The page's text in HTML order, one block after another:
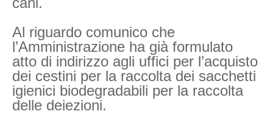
Al riguardo comunico che
l’Amministrazione ha già formulato
atto di indirizzo agli uffici per l’acquisto
dei cestini per la raccolta dei sacchetti
igienici biodegradabili per la raccolta
delle deiezioni.